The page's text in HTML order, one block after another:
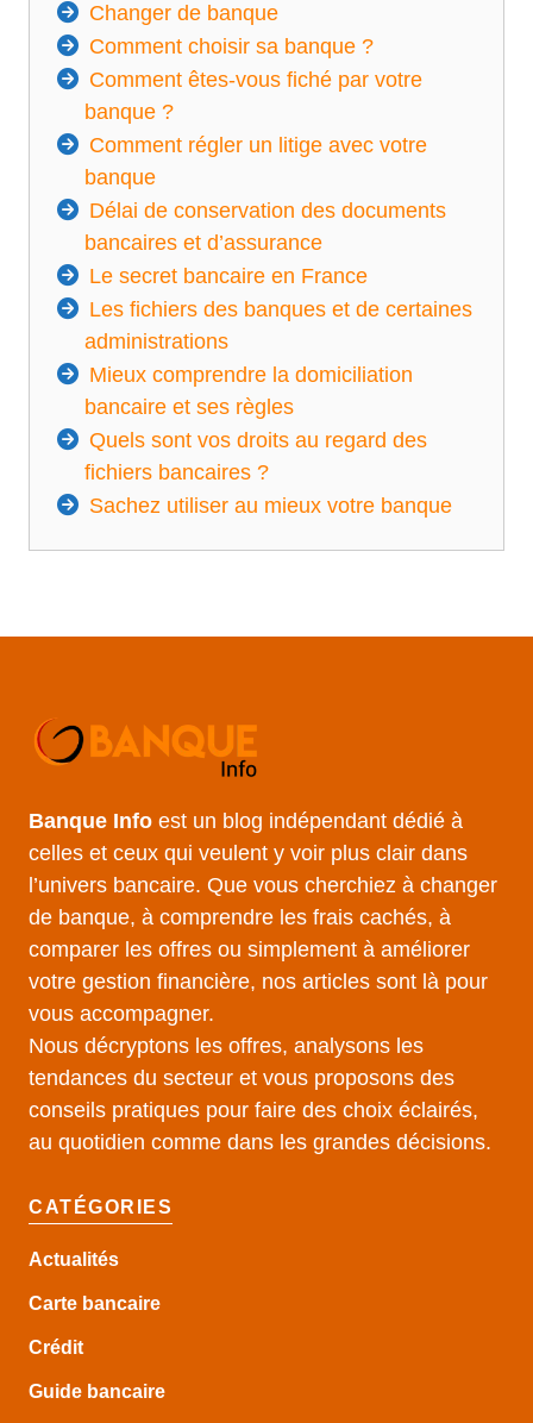
Changer de banque
Comment choisir sa banque ?
Comment êtes-vous fiché par votre
banque ?
Comment régler un litige avec votre
banque
Délai de conservation des documents
bancaires et d’assurance
Le secret bancaire en France
Les fichiers des banques et de certaines
administrations
Mieux comprendre la domiciliation
bancaire et ses règles
Quels sont vos droits au regard des
fichiers bancaires ?
Sachez utiliser au mieux votre banque
Banque Info est un blog indépendant dédié à
celles et ceux qui veulent y voir plus clair dans
l’univers bancaire. Que vous cherchiez à changer
de banque, à comprendre les frais cachés, à
comparer les offres ou simplement à améliorer
votre gestion financière, nos articles sont là pour
vous accompagner.
Nous décryptons les offres, analysons les
tendances du secteur et vous proposons des
conseils pratiques pour faire des choix éclairés,
au quotidien comme dans les grandes décisions.
CATÉGORIES
Actualités
Carte bancaire
Crédit
Guide bancaire